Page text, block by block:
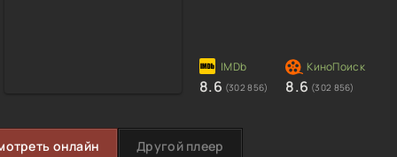
8.6 (302 856) 8.6 (302 856)
онлайн Другой плеер